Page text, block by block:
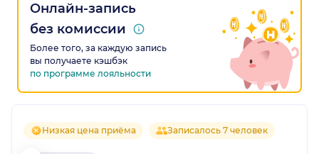
Онлайн-запись
без комиссии
Более того, за каждую запись
вы получаете кэшбэк
по программе лояльности
Низкая цена приёма Записалось 7 человек